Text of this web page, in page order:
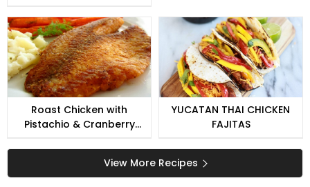
Roast Chicken with
Pistachio & Cranberry
YUCATAN THAI CHICKEN
FAJITAS
View More Recipes